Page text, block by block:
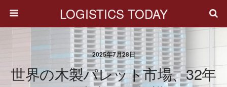
LOGISTICS TODAY
2025年7月28日
世界の木製パレット市場、32年